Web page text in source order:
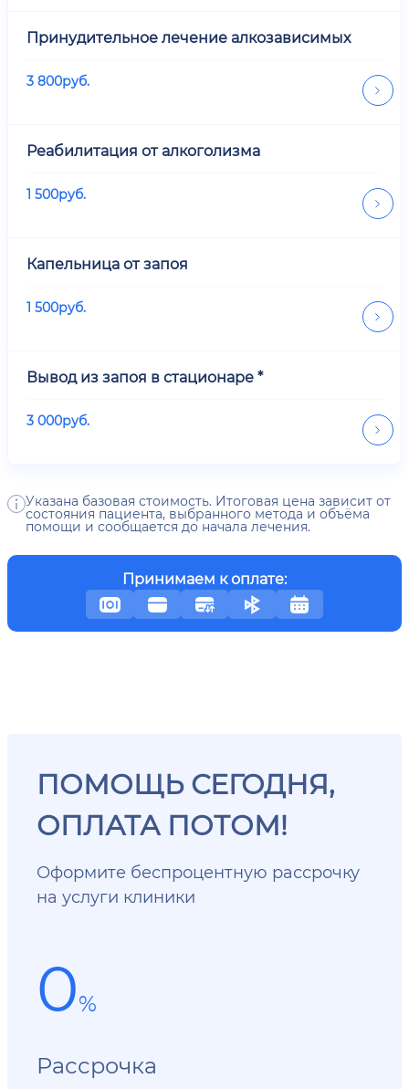
Принудительное лечение алкозависимых
3 800руб.
Реабилитация от алкоголизма
1 500руб.
Капельница от запоя
1 500руб.
Вывод из запоя в стационаре *
3 000руб.
Указана базовая стоимость. Итоговая цена зависит от
состояния пациента, выбранного метода и объёма
помощи и сообщается до начала лечения.
Принимаем к оплате:
ПОМОЩЬ СЕГОДНЯ,
ОПЛАТА ПОТОМ!
Оформите беспроцентную рассрочку
на услуги клиники
0%
Рассрочка